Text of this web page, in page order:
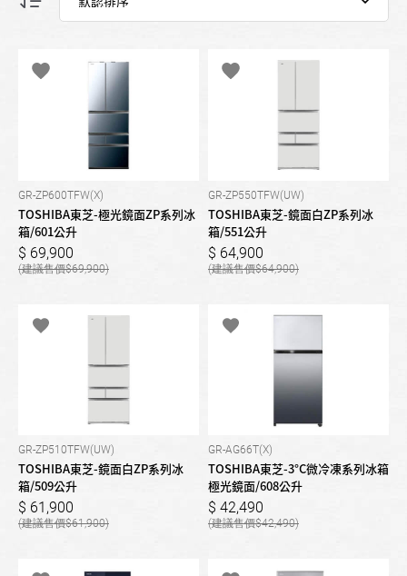
GR-ZP600TFW(X)
TOSHIBA東芝-極光鏡面ZP系列冰
箱/601公升
69,900
69,900
GR-ZP550TFW(UW)
TOSHIBA東芝-鏡面白ZP系列冰
箱/551公升
64,900
64,900
GR-ZP510TFW(UW)
TOSHIBA東芝-鏡面白ZP系列冰
箱/509公升
61,900
61,900
GR-AG66T(X)
TOSHIBA東芝-3°C微冷凍系列冰箱
極光鏡面/608公升
42,490
42,490